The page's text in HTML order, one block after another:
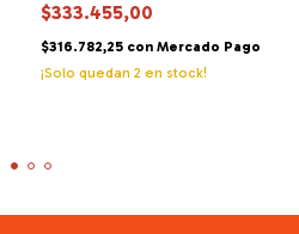
$333.455,00
$316.782,25 con Mercado Pago
¡Solo quedan 2 en stock!